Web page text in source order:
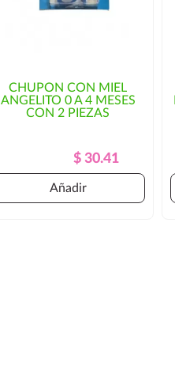
CHUPON CON MIEL
ANGELITO 0 A 4 MESES
CON 2 PIEZAS
Precio
Regular
Precio
$ 30.41
Añadir